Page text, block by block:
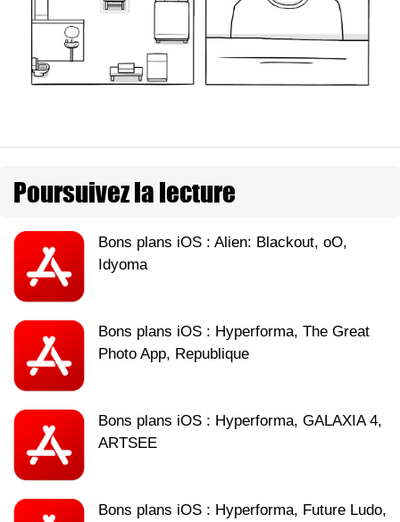
Poursuivez la lecture
Bons plans iOS : Alien: Blackout, oO,
Idyoma
Bons plans iOS : Hyperforma, The Great
Photo App, Republique
Bons plans iOS : Hyperforma, GALAXIA 4,
ARTSEE
Bons plans iOS : Hyperforma, Future Ludo,